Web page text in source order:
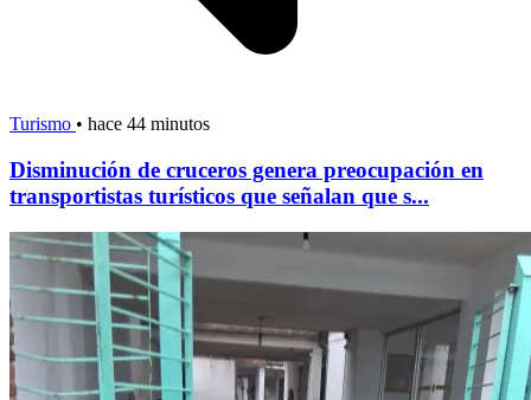
Turismo • hace 44 minutos
Disminución de cruceros genera preocupación en
transportistas turísticos que señalan que s...